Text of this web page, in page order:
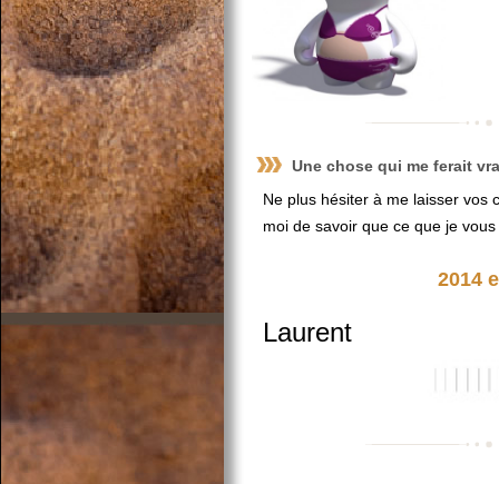
Une chose qui me ferait
Ne plus hésiter à me laisser vos
moi de savoir que ce que je
2014
Laurent